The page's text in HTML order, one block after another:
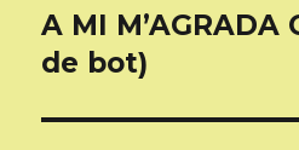
Entrada
següent:
A MI M’AGRADA
de bot)